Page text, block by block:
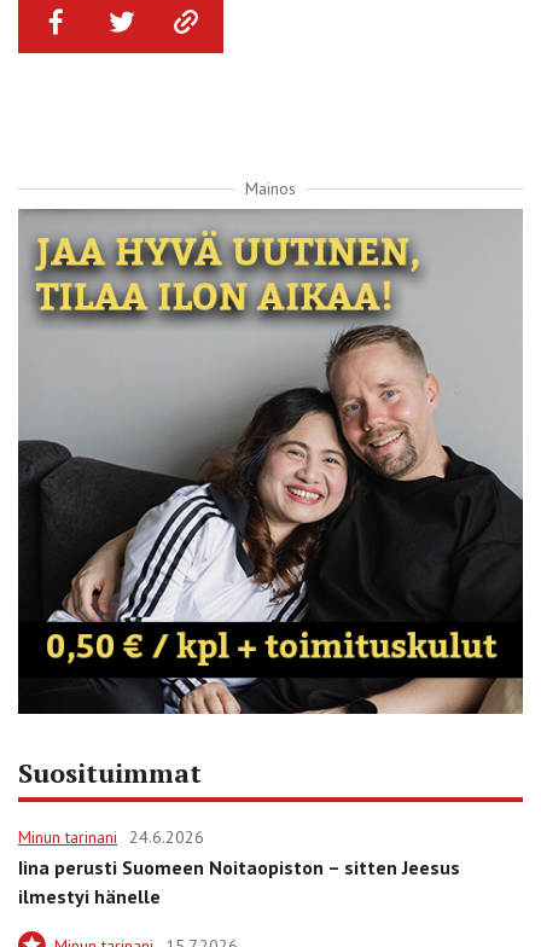
Mainos
Suosituimmat
Minun tarinani 24.6.2026
Iina perusti Suomeen Noitaopiston – sitten Jeesus
ilmestyi hänelle